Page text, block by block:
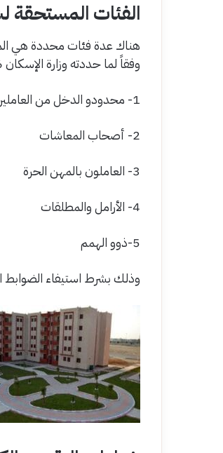
الفئات المستحقة
هناك عدة فئات محددة هي
وفقاً لما حددته وزارة الإسكان 2026 الفئات التالية:
1- محدودو الدخل من العاملين بالقطاعين الحكومي والخاص
2- أصحاب المعاشات
3- العاملون بالمهن الحرة
4- الأرامل والمطلقات
5-ذوو الهمم
وذلك بشرط استيفاء الضوابط